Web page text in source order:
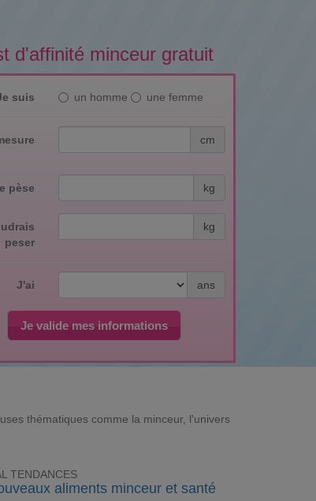
d'affinité minceur gratuit
suis un homme une femme
cm
pèse kg
peser
kg
J'ai ans
Je valide mes informations
thématiques comme la minceur, l'univers
TENDANCES
aliments minceur et santé